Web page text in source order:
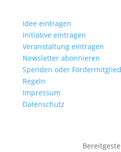
Idee eintragen
Initiative eintragen
Veranstaltung eintragen
Newsletter abonnieren
Spenden oder
Regeln
Impressum
Datenschutz